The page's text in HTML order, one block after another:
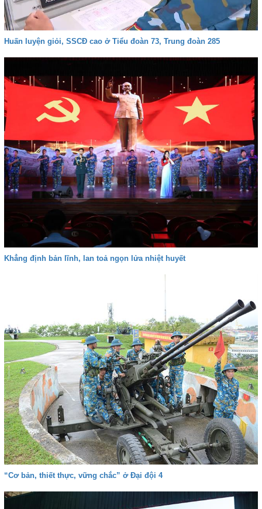
Huấn luyện giỏi, SSCĐ cao ở Tiểu đoàn 73, Trung đoàn 285
Khẳng định bản lĩnh, lan toả ngọn lửa nhiệt huyết
“Cơ bản, thiết thực, vững chắc” ở Đại đội 4